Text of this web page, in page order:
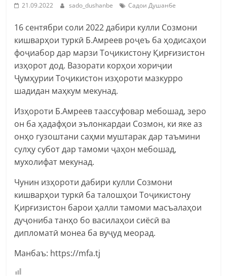
21.09.2022 sado_dushanbe Садои Душанбе
16 сентябри соли 2022 дабири кулли Созмони
кишварҳои туркӣ Б.Амреев роҷеъ ба ҳодисаҳои
фоҷиабор дар марзи Тоҷикистону Қирғизистон
изҳорот дод. Вазорати корҳои хориҷии
Ҷумҳурии Тоҷикистон изҳороти мазкурро
шадидан маҳкум мекунад.
Изҳороти Б.Амреев таассуфовар мебошад, зеро
он ба ҳадафҳои эълонкардаи Созмон, ки яке аз
онҳо гузоштани саҳми муштарак дар таъмини
сулҳу субот дар тамоми ҷаҳон мебошад,
мухолифат мекунад.
Чунин изҳороти дабири кулли Созмони
кишварҳои туркӣ ба талошҳои Тоҷикистону
Қирғизистон барои ҳалли тамоми масъалаҳои
дуҷониба танҳо бо василаҳои сиёсӣ ва
дипломатӣ монеа ба вуҷуд меорад.
Манбаъ: https://mfa.tj